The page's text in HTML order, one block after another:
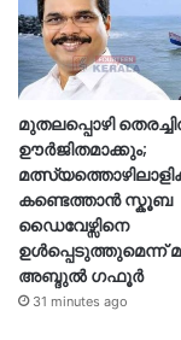
മുതലപ്പൊഴി
ഊർജിതമാക്കും;
കണ്ടെത്താൻ സ്കൂബ
ഡൈവേഴ്സിനെ
ഉൾപ്പെടുത്തുമെന്ന്
അബ്ദുൽ ഗഫൂർ
31 minutes ago